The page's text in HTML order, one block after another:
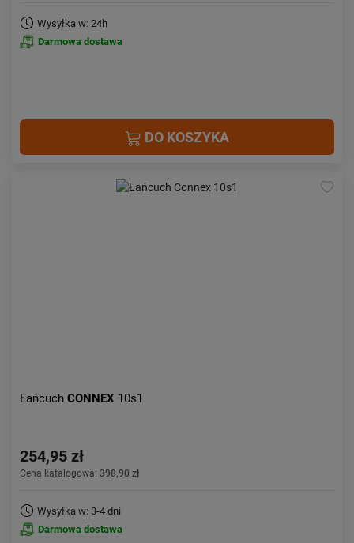
Wysyłka w: 24h
Darmowa dostawa
DO KOSZYKA
Łańcuch CONNEX 10s1
254,95 zł
Cena katalogowa: 398,90 zł
Wysyłka w: 3-4 dni
Darmowa dostawa